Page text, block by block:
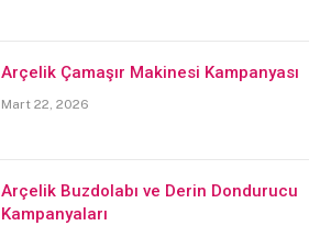
Arçelik Çamaşır Makinesi Kampanyası
Mart 22, 2026
Arçelik Buzdolabı ve Derin Dondurucu
Kampanyaları